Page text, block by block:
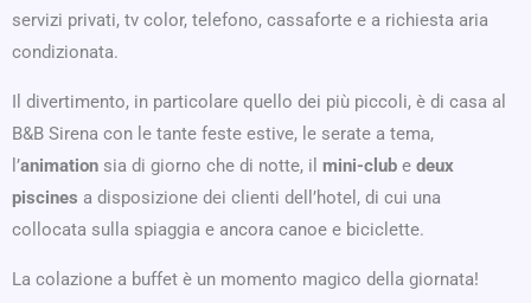
servizi privati, tv color, telefono, cassaforte e a richiesta aria
condizionata.
Il divertimento, in particolare quello dei più piccoli, è di casa al
B&B Sirena con le tante feste estive, le serate a tema,
l’animation sia di giorno che di notte, il mini-club e deux
piscines a disposizione dei clienti dell’hotel, di cui una
collocata sulla spiaggia e ancora canoe e biciclette.
La colazione a buffet è un momento magico della giornata!